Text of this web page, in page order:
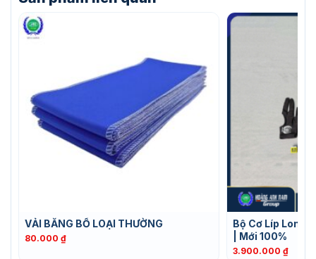
VẢI BĂNG BỐ LOẠI THƯỜNG
80.000 ₫
Bộ Cơ Líp
| Mới 100%
3.900.000₫